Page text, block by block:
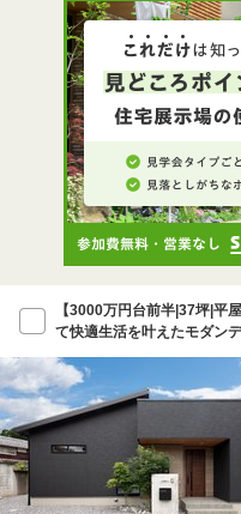
【3000万円台前半|37坪|平
て快適生活を叶えたモダン